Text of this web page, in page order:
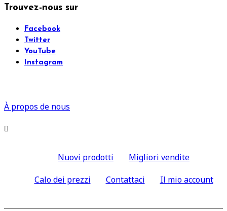
Trouvez-nous sur
Facebook
Twitter
YouTube
Instagram
À propos de nous

Nuovi prodotti
Migliori vendite
Calo dei prezzi
Contattaci Il mio account